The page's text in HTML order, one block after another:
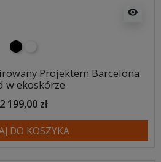
visibility
czarny
Projektem Barcelona
w ekoskórze
2 199,00 zł
DO KOSZYKA